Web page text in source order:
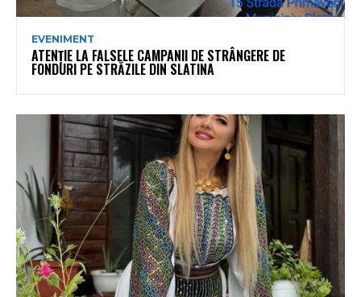
EVENIMENT
ATENȚIE LA FALSELE CAMPANII DE STRÂNGERE DE
FONDURI PE STRĂZILE DIN SLATINA